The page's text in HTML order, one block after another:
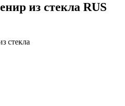
из стекла RUS
стекла